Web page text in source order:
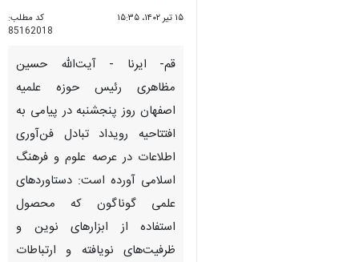
۱۵ تیر ۱۴۰۲، ۱۵:۳۵
کد مطلب:
85162018
قم- ایرنا - آیت‌الله حسین
مظاهری رئیس حوزه علمیه
اصفهان روز پنجشنبه در پیامی به
افتتاحیه رویداد تبادل فن‌آوری
اطلاعات در عرصه علوم و فرهنگ
اسلامی آورده است: دستاوردهای
علمی گوناگون که محصول
استفاده از ابزارهای نوین و
ظرفیت‌های نویافته و ارتباطات